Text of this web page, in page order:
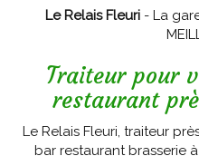
Le Relais Fleuri- La
Traiteur pour
restaurant
Le Relais Fleuri, traiteur
bar restaurant brasserie